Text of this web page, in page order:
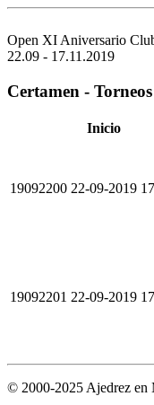
Open XI Aniversario
22.09 - 17.11.2019
Certamen -
Inicio
19092200 22-09-2019
19092201 22-09-2019
© 2000-2025 Ajedrez en